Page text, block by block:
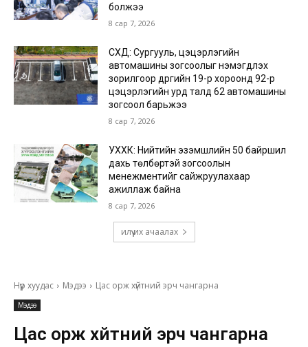
болжээ
8 сар 7, 2026
СХД: Сургууль, цэцэрлэгийн
автомашины зогсоолыг нэмэгдүүлэх
зорилгоор дүүргийн 19-р хороонд 92-р
цэцэрлэгийн урд талд 62 автомашины
зогсоол барьжээ
8 сар 7, 2026
УХХК: Нийтийн эзэмшлийн 50 байршил
дахь төлбөртэй зогсоолын
менежментийг сайжруулахаар
ажиллаж байна
8 сар 7, 2026
илүү их ачаалах